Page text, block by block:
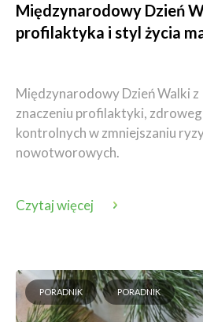
Międzynarodowy Dzień
profilaktyka i styl życia
Międzynarodowy Dzień Walki z
znaczeniu profilaktyki,
kontrolnych w zmniejszaniu
nowotworowych.
Czytaj więcej
PORADNIK PORADNIK